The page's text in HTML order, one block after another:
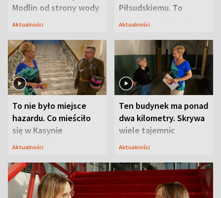
Modlin od strony wody
Aktualności
Piłsudskiemu. To
niejedyna tajemnica
Aktualności
To nie było miejsce
hazardu. Co mieściło
się w Kasynie
Oficerskim?
Aktualności
Ten budynek ma ponad
dwa kilometry. Skrywa
wiele tajemnic
Aktualności